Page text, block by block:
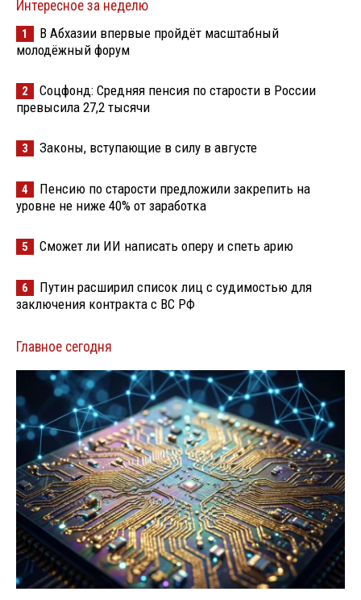
Интересное за неделю
1
В Абхазии впервые пройдёт масштабный
молодёжный форум
2
Соцфонд: Средняя пенсия по старости в России
превысила 27,2 тысячи
3 Законы, вступающие в силу в августе
4
Пенсию по старости предложили закрепить на
уровне не ниже 40% от заработка
5 Сможет ли ИИ написать оперу и спеть арию
6
Путин расширил список лиц с судимостью для
заключения контракта с ВС РФ
Главное сегодня